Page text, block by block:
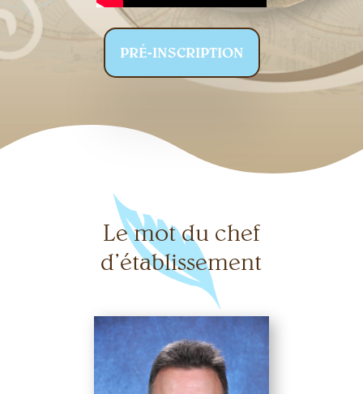
PRÉ-INSCRIPTION
Le mot du chef
d’établissement